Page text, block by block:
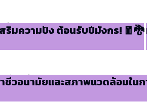
ริมความปัง ต้อนรับปีมังกร! 🧧🐉
ชีวอนามัยและสภาพแวดล้อมในก